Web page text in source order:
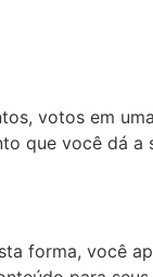
votos em
que você dá
forma, você